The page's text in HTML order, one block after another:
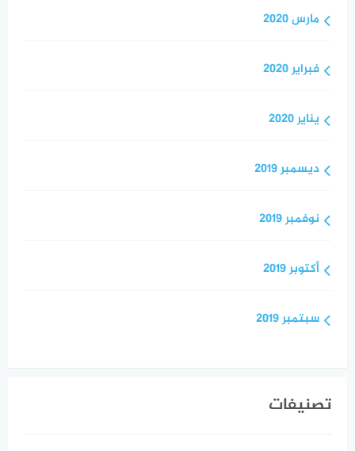
مارس 2020
فبراير 2020
يناير 2020
ديسمبر 2019
نوفمبر 2019
أكتوبر 2019
سبتمبر 2019
تصنيفات